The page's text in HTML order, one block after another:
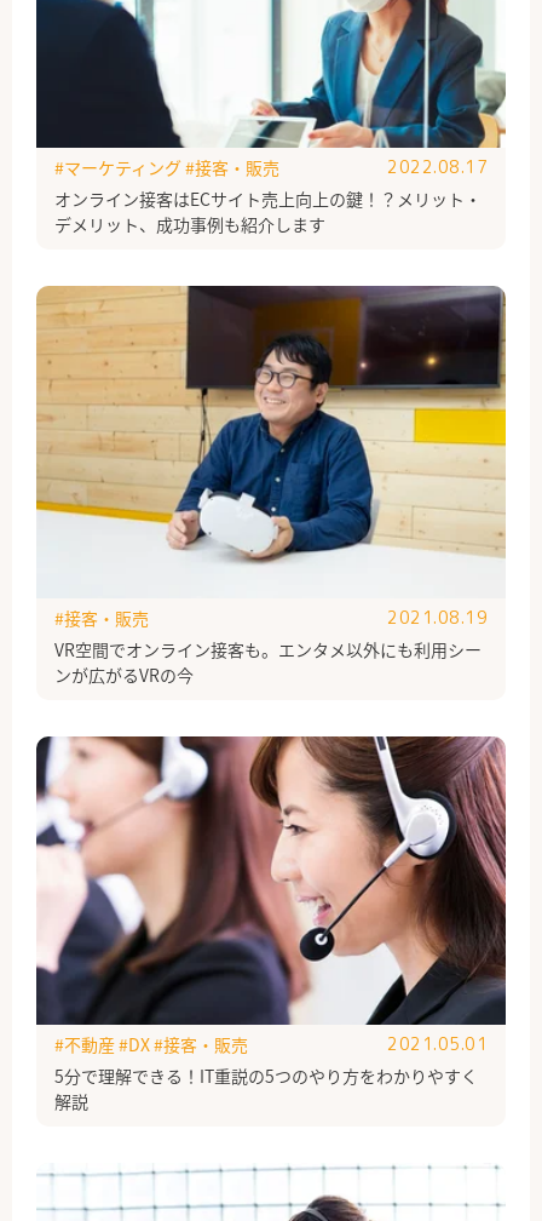
オンライン接客はECサイト売上向上の鍵！？メリット・
デメリット、成功事例も紹介します
#マーケティング#接客・販売 2022.08.17
VR空間でオンライン接客も。エンタメ以外にも利用シー
ンが広がるVRの今
#接客・販売 2021.08.19
5分で理解できる！IT重説の5つのやり方をわかりやすく
解説
#不動産#DX#接客・販売 2021.05.01